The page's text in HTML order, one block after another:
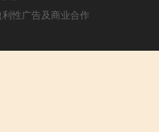
性广告及商业合作